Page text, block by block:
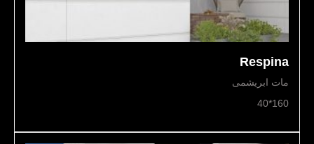
Respina
مات ابریشمی
160*40